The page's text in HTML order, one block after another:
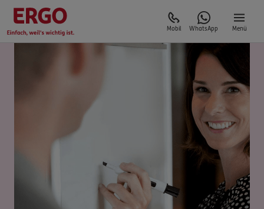
Mobil WhatsApp Menü